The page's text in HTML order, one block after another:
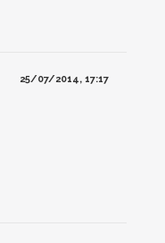
25/07/2014, 17:17